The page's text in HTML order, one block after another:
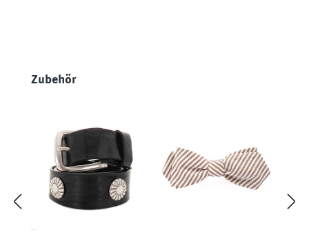
Produktgalerie überspringen
Zubehör